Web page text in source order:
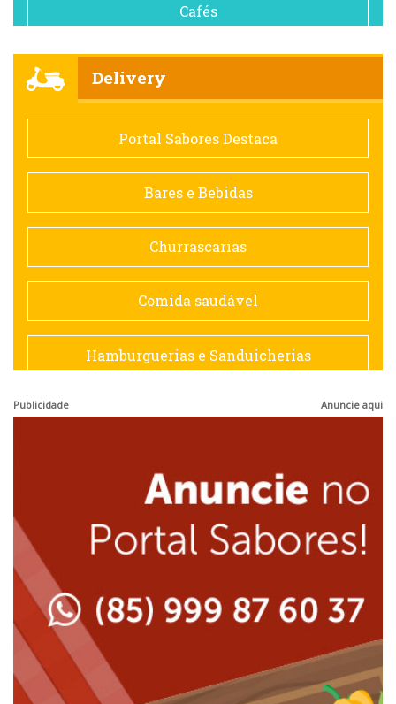
Cafés
Comida saudável
Contemporânea
Doceria
Espanhola
Francesa
Japonesa e Oriental
Lanchonetes
Massas
Delivery
Portal Sabores Destaca
Bares e Bebidas
Churrascarias
Comida saudável
Hamburguerias e Sanduicherias
Peixes e Frutos do Mar
Pizzarias
Publicidade Anuncie aqui